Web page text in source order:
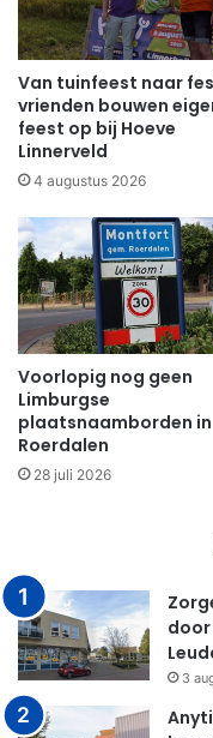
Van tuinfeest naar
vrienden bouwen
feest op bij Hoeve
Linnerveld
4 augustus 2026
Voorlopig nog geen
Limburgse
plaatsnaamborden in
Roerdalen
28 juli 2026
3